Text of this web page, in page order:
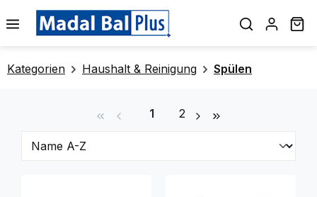
springen
Kategorien Haushalt & Reinigung Spülen
Seite
1 Seite
2